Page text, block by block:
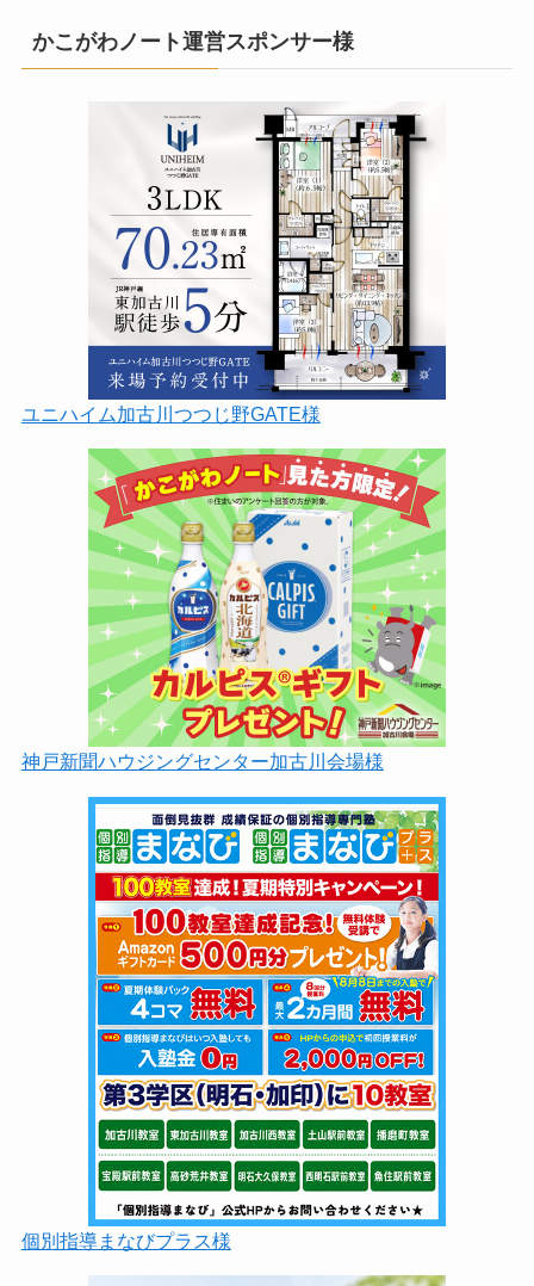
かこがわノート運営スポンサー様
ユニハイム加古川つつじ野GATE様
神戸新聞ハウジングセンター加古川会場様
個別指導まなびプラス様